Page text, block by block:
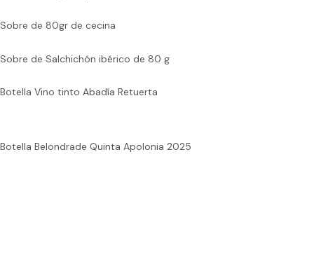
Sobre de 80gr de cecina
Sobre de Salchichón ibérico de 80 g
Botella Vino tinto Abadía Retuerta
Botella Belondrade Quinta Apolonia 2025